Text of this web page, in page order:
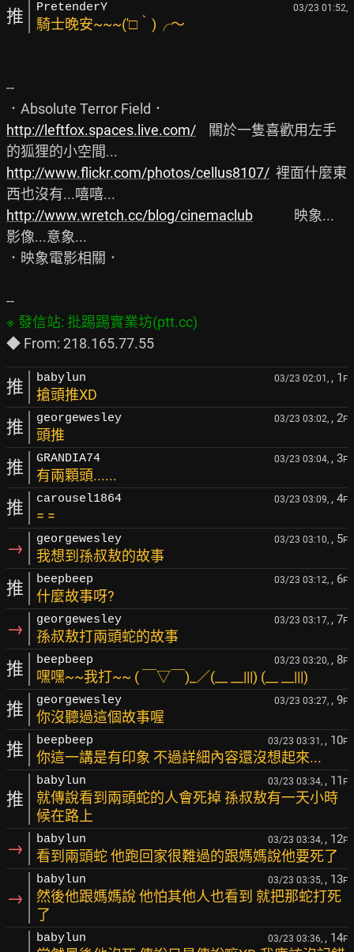
推 PretenderY 03/23 01:52,
騎士晚安~~~(′□‵)╭～
--
http://leftfox.spaces.live.com/
    關於一隻喜歡用左手
http://www.flickr.com/photos/cellus8107/
  裡面什麼東
http://www.wretch.cc/blog/cinemaclub
             映象...
影像...意象...
．映象電影相關．
推 babylun 03/23 02:01, , 1 F
搶頭推XD
推 georgewesley 03/23 03:02, , 2F
頭推
推 GRANDIA74 03/23 03:04, , 3F
有兩顆頭......
推 carousel1864 03/23 03:09, , 4F
= =
→ georgewesley 03/23 03:10, , 5F
我想到孫叔敖的故事
推 beepbeep 03/23 03:12, , 6F
什麼故事呀?
→ georgewesley 03/23 03:17, , 7F
孫叔敖打兩頭蛇的故事
推 beepbeep 03/23 03:20, , 8F
嘿嘿~~我打~~ ( ￣▽￣)_／(__ __|||) (__ __|||)
推 georgewesley 03/23 03:27, , 9F
你沒聽過這個故事喔
推 beepbeep 03/23 03:31, , 10F
你這一講是有印象 不過詳細內容還沒想起來...
推
babylun 03/23 03:34, , 11 F
就傳說看到兩頭蛇的人會死掉 孫叔敖有一天小時
候在路上
→ babylun 03/23 03:34, , 12F
看到兩頭蛇 他跑回家很難過的跟媽媽說他要死了
→
babylun 03/23 03:35, , 13F
然後他跟媽媽說 他怕其他人也看到 就把那蛇打死
了
babylun 03/23 03:36, , 14F